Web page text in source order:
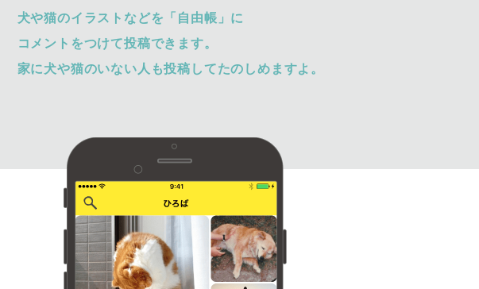
犬や猫のイラストなどを「自由帳」に
コメントをつけて投稿できます。
家に犬や猫のいない人も投稿してたのしめますよ。